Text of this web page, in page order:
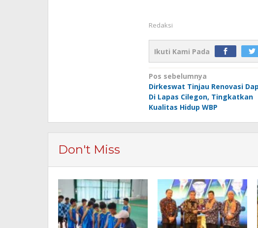
Redaksi
Ikuti Kami Pada
Navigasi
pos
Pos sebelumnya
Dirkeswat Tinjau Renovasi
Di Lapas Cilegon, Tingkatkan
Kualitas Hidup WBP
Don't Miss